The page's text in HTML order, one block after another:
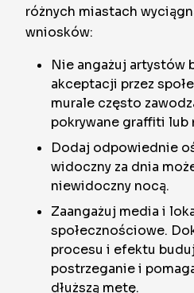
różnych miastach
wniosków:
Nie angażuj artystów
akceptacji przez
murale często
pokrywane graffiti lub
Dodaj odpowiednie
widoczny za dnia
niewidoczny nocą.
Zaangażuj media i
społecznościowe.
procesu i efektu
postrzeganie i
dłuższą metę.